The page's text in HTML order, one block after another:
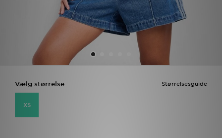
Størrelsesguide
Vælg størrelse
XS
Hjælp & information